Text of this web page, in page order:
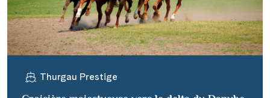
Thurgau Prestige